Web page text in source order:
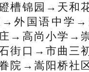
槽锦园→天和
外国语中学→
→高尚小学→
街口→市曲三
院→嵩阳桥社